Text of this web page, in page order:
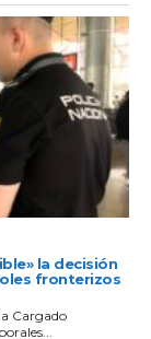
la decisión
fronterizos
Cargado